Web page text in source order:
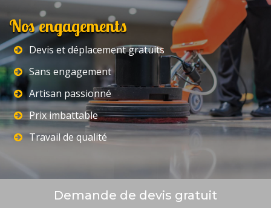
Nos engagements
Devis et déplacement gratuits
Sans engagement
Artisan passionné
Prix imbattable
Travail de qualité
Demande de devis gratuit